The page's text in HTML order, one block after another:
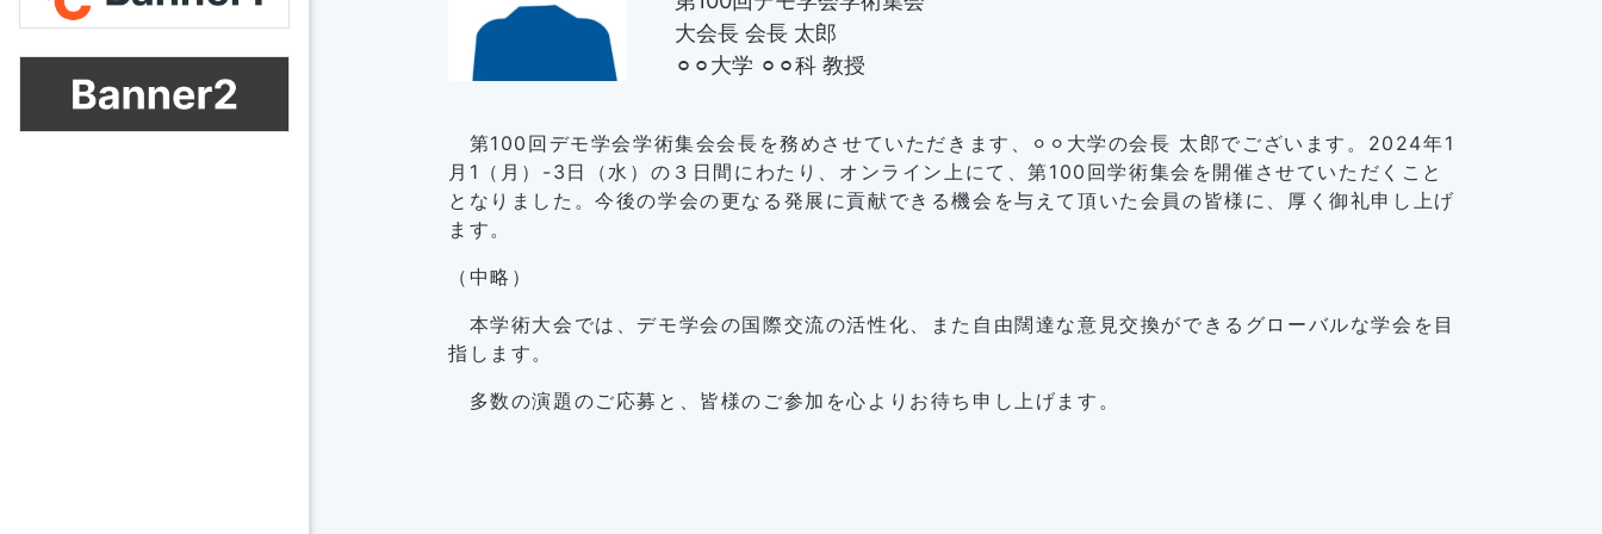
大会長 会長 太郎
⚪︎⚪︎大学 ⚪︎⚪︎科 教授
第100回デモ学会学術集会会長を務めさせていただきます、⚪︎⚪︎大学の会長 太郎でございます。2024年1
月1（月）-3日（水）の３日間にわたり、オンライン上にて、第100回学術集会を開催させていただくこと
となりました。今後の学会の更なる発展に貢献できる機会を与えて頂いた会員の皆様に、厚く御礼申し上げ
ます。
（中略）
本学術大会では、デモ学会の国際交流の活性化、また自由闊達な意見交換ができるグローバルな学会を目
指します。
多数の演題のご応募と、皆様のご参加を心よりお待ち申し上げます。